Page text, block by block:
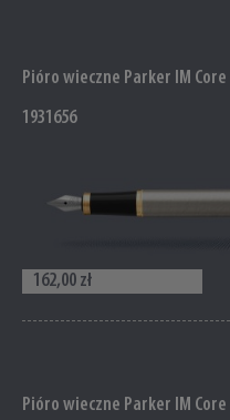
Pióro wieczne Parker IM
1931656
162,00 zł
Pióro wieczne Parker IM